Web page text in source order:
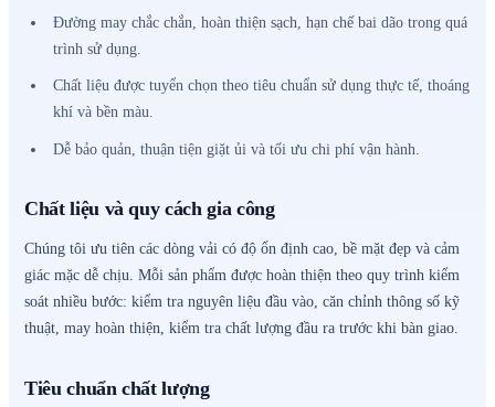
Đường may chắc chắn, hoàn thiện sạch, hạn chế bai dão trong quá
trình sử dụng.
Chất liệu được tuyển chọn theo tiêu chuẩn sử dụng thực tế, thoáng
khí và bền màu.
Dễ bảo quản, thuận tiện giặt ủi và tối ưu chi phí vận hành.
Chất liệu và quy cách gia công
Chúng tôi ưu tiên các dòng vải có độ ổn định cao, bề mặt đẹp và cảm
giác mặc dễ chịu. Mỗi sản phẩm được hoàn thiện theo quy trình kiểm
soát nhiều bước: kiểm tra nguyên liệu đầu vào, căn chỉnh thông số kỹ
thuật, may hoàn thiện, kiểm tra chất lượng đầu ra trước khi bàn giao.
Tiêu chuẩn chất lượng